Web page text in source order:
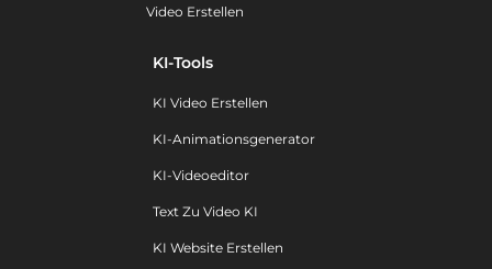
Video Erstellen
KI-Tools
KI Video Erstellen
KI-Animationsgenerator
KI-Videoeditor
Text Zu Video KI
KI Website Erstellen